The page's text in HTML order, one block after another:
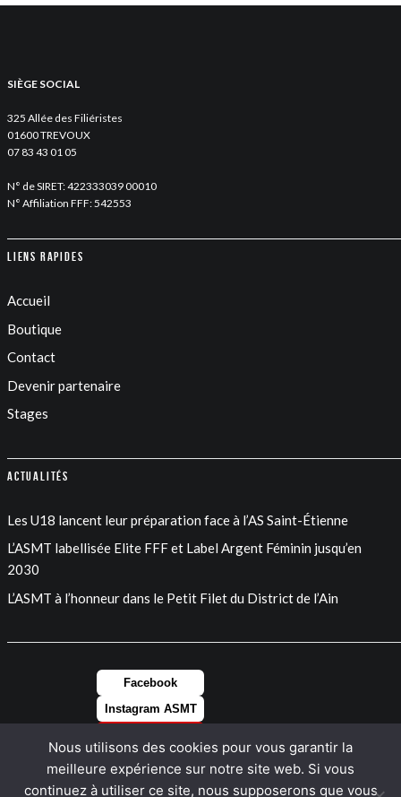
SIÈGE SOCIAL
325 Allée des Filiéristes
01600 TREVOUX
07 83 43 01 05
N° de SIRET: 422333039 00010
N° Affiliation FFF: 542553
Liens rapides
Accueil
Boutique
Contact
Devenir partenaire
Stages
Actualités
Les U18 lancent leur préparation face à l’AS Saint-Étienne
L’ASMT labellisée Elite FFF et Label Argent Féminin jusqu’en
2030
L’ASMT à l’honneur dans le Petit Filet du District de l’Ain
Facebook
Instagram ASMT
LinkedIn
Nous utilisons des cookies pour vous garantir la
meilleure expérience sur notre site web. Si vous
continuez à utiliser ce site, nous supposerons que vous